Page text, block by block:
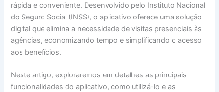
rápida e conveniente. Desenvolvido pelo Instituto Nacional
do Seguro Social (INSS), o aplicativo oferece uma solução
digital que elimina a necessidade de visitas presenciais às
agências, economizando tempo e simplificando o acesso
aos benefícios.
Neste artigo, exploraremos em detalhes as principais
funcionalidades do aplicativo, como utilizá-lo e as